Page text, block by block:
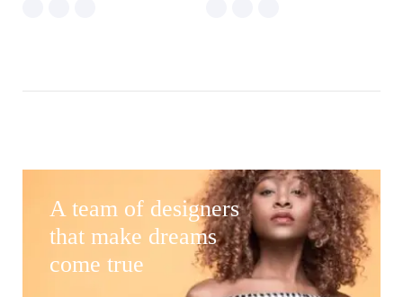
A team of designers
that make dreams
come true